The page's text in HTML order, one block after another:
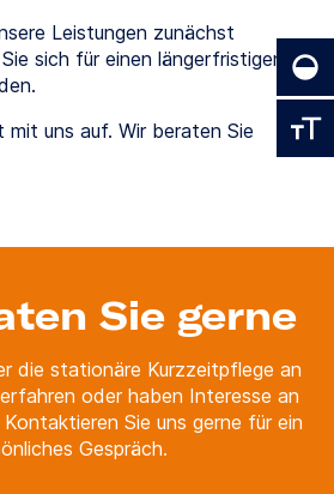
Leistungen zunächst
sich für einen längerfristigen
mit uns auf. Wir beraten Sie
Sie gerne
die stationäre Kurzzeitpflege an
oder haben Interesse an
Sie uns gerne für ein
Gespräch.